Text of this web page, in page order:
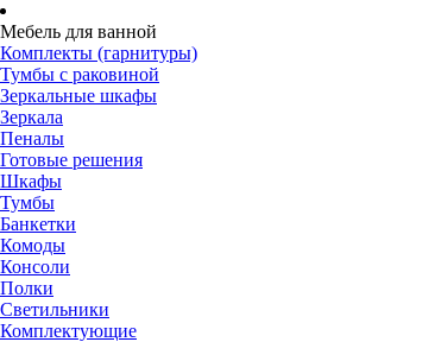
Мебель для ванной
Комплекты (гарнитуры)
Тумбы с раковиной
Зеркальные шкафы
Зеркала
Пеналы
Готовые решения
Шкафы
Тумбы
Банкетки
Комоды
Консоли
Полки
Светильники
Комплектующие